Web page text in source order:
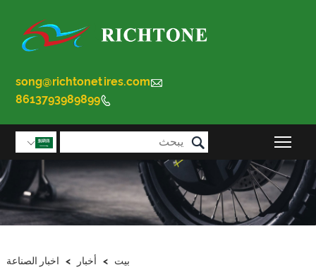

song@richtonetires.com

8613793989899
 
تبديل رؤية القائمة الرئيسية
بيت > أخبار > اخبار الصناعة